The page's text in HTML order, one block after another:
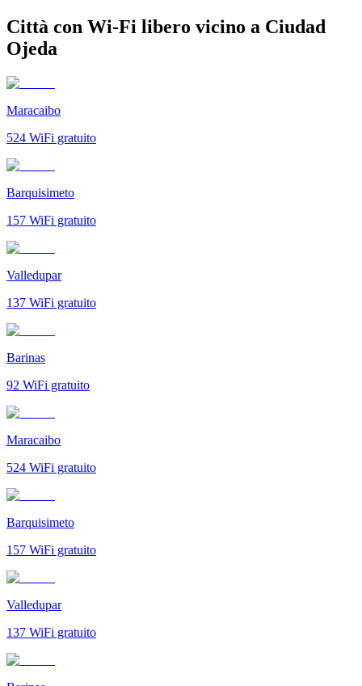
Città con Wi-Fi libero vicino a Ciudad
Ojeda
Maracaibo
524 WiFi gratuito
Barquisimeto
157 WiFi gratuito
Valledupar
137 WiFi gratuito
Barinas
92 WiFi gratuito
Maracaibo
524 WiFi gratuito
Barquisimeto
157 WiFi gratuito
Valledupar
137 WiFi gratuito